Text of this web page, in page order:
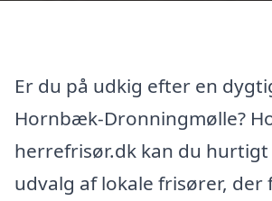
Er du på udkig efter en
Hornbæk-Dronningmølle?
herrefrisør.dk kan du
udvalg af lokale frisører, der